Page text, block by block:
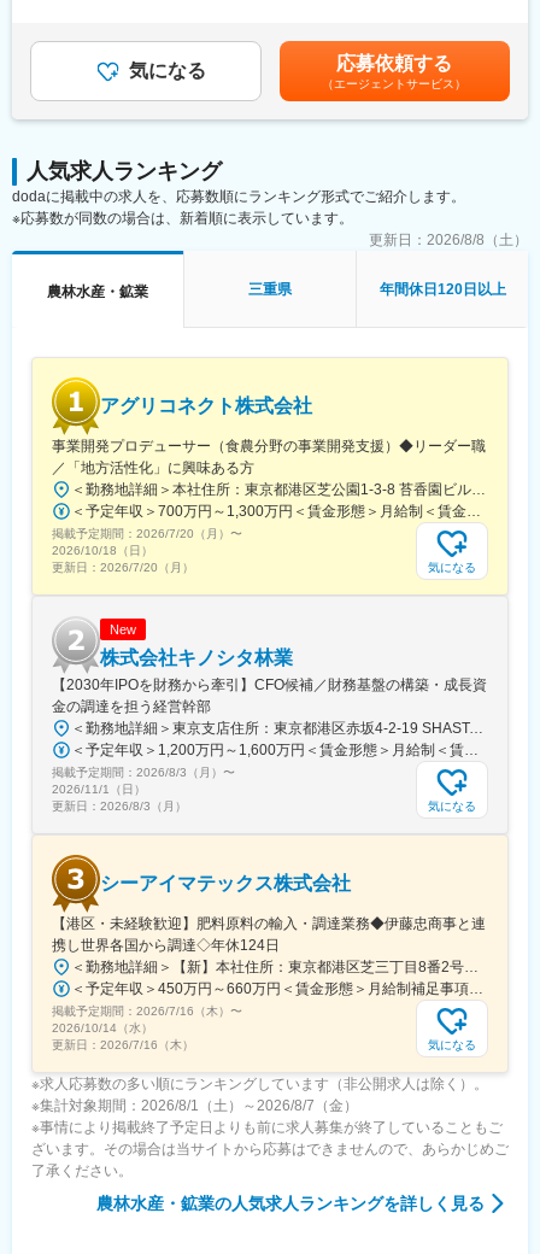
（1） SPC×再エネという専門性の高い領域
・市場価値の高いスキルが身につく環境
（2） 一括受託モデルで上流まで関われる
・SPCの設立～運営～税務申告までワンストップで提供
・クライアントは東京・大阪中心で訪問ほぼなし
・オンライン完結の業務設計のため、フルリモートが実現
（4） 働きやすい環境
・フルリモート／フルフレックス
・残業月平均10時間程度
・週1回の定例MTGあり
・フルリモート勤務（半年に1回出社あり※任意）
・Slack／Zoomを活用したコミュニケーション
■当社について：
当社は2007年設立以降、「森林事業」と「環境エネルギー事業」
の2軸で事業を展開しています。森林資源の活用だけでなく、再生
可能エネルギーの普及を通じて、環境価値と経済価値の両立を実
現し、持続可能な社会の構築に貢献しています。
変更の範囲：会社の定める業務
現地での導入試験やプロジェクトの進捗管理、および海外現地メ
ンバーとの協働
経営層の戦略に基づいた事業計画の策定、および現地でのPDCA
サイクルの実行
農業と地域課題の解決に取り組みながら、最先端技術を世界中の
◎海外事業立ち上げの完遂実績
◎国際的なビジネススキルの習得
異文化環境での交渉力、リスク対応力、経営直下の意思決定スピ
ードを体感できます。
■当社について
「テクノロジーによって、産地とともに農業の未来をつくる」を
経営理念に据え、豊かな経験を持つ産地と、進化を続けるサイエ
ンステクノロジーを融合することで、環境に優しい魅力あふれる
農業の実現に取り組んでいます。
でも目安の金額であり、選考を通じて上下する可能性がありま
す。月給(月額)は固定手当を含めた表記です。
気になる 応募依頼する
（エージェントサービス）
人気求人ランキング
dodaに掲載中の求人を、応募数順にランキング形式でご紹介します。
※応募数が同数の場合は、新着順に表示しています。
更新日： 2026/8/8（土）
農林水産・鉱業 三重県 年間休日120日以上
アグリコネクト株式会社
事業開発プロデューサー（食農分野の事業開発支援）◆リーダー職
／「地方活性化」に興味ある方
＜勤務地詳細＞本社住所：東京都港区芝公園1-3-8 苔香園ビル4階勤務地最寄駅：都営三田線／御成門駅受動喫煙対策：屋内全面禁煙変更の範囲：会社の定める事業所
＜予定年収＞700万円～1,300万円＜賃金形態＞月給制＜賃金内訳＞月額（基本給）：400,000円～650,000円固定残業手当/月：92,640円～150,510円（固定残業時間30時間0分/月）超過した時間外労働の残業手当は追加支給＜月給＞492,640円～800,510円（一律手当を含む）＜昇給有無＞有＜残業手当＞有＜給与補足＞※給与は職歴、スキルなどに応じて相談※役職がつく場合は、別途、役職手当（50,000円～10,000円）を支給※マネージャー職以上の場合は、管理職のため残業代支給対象外■昇給：年1回（4月）■賞与：年1回（12月）賃金はあくまでも目安の金額であり、選考を通じて上下する可能性があります。月給(月額)は固定手当を含めた表記です。
掲載予定期間： 2026/7/20（月） 〜
2026/10/18（日）
更新日： 2026/7/20（月） 気になる
New
株式会社キノシタ林業
【2030年IPOを財務から牽引】CFO候補／財務基盤の構築・成長資
金の調達を担う経営幹部
＜勤務地詳細＞東京支店住所：東京都港区赤坂4-2-19 SHASTA/EAST 5F勤務地最寄駅：東京メトロ線／赤坂見附駅受動喫煙対策：屋内全面禁煙変更の範囲：会社の定める事業所
＜予定年収＞1,200万円～1,600万円＜賃金形態＞月給制＜賃金内訳＞月額（基本給）：625,000円～875,000円固定残業手当/月：191,360円～267,920円（固定残業時間40時間0分/月）超過した時間外労働の残業手当は追加支給＜月給＞816,360円～1,142,920円（一律手当を含む）＜昇給有無＞有＜残業手当＞有＜給与補足＞※実績に応じて柔軟に検討します。■賞与：年2回（6、12月）■昇給：年1回（3、9月）賃金はあくまでも目安の金額であり、選考を通じて上下する可能性があります。月給(月額)は固定手当を含めた表記です。
掲載予定期間： 2026/8/3（月） 〜
2026/11/1（日）
更新日： 2026/8/3（月） 気になる
シーアイマテックス株式会社
【港区・未経験歓迎】肥料原料の輸入・調達業務◆伊藤忠商事と連
携し世界各国から調達◇年休124日
＜勤務地詳細＞【新】本社住所：東京都港区芝三丁目8番2号住友不動産芝公園ファーストビル９階 勤務地最寄駅：都営地下鉄三田線／芝公園駅受動喫煙対策：屋内全面禁煙変更の範囲：会社の定める事業所
＜予定年収＞450万円～660万円＜賃金形態＞月給制補足事項なし＜賃金内訳＞月額（基本給）：280,000円～378,000円＜月給＞280,000円～378,000円＜昇給有無＞有＜残業手当＞有＜給与補足＞■賞与：年2回（6月/12月）■モデル年収：年収510万円 30歳（月給280,000円＋賞与）※時間外手当除く年収620万円 37歳（月給356,000円＋賞与）※時間外手当除く賃金はあくまでも目安の金額であり、選考を通じて上下する可能性があります。月給(月額)は固定手当を含めた表記です。
掲載予定期間： 2026/7/16（木） 〜
2026/10/14（水）
更新日： 2026/7/16（木） 気になる
※求人応募数の多い順にランキングしています（非公開求人は除く）。
※集計対象期間：2026/8/1（土）～2026/8/7（金）
※事情により掲載終了予定日よりも前に求人募集が終了していることもご
ざいます。その場合は当サイトから応募はできませんので、あらかじめご
了承ください。
農林水産・鉱業の人気求人ランキングを詳しく見る